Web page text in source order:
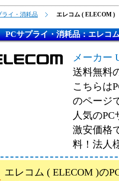
ライ・消耗品 エレコム ( ELECOM )
PCサプライ・消耗品：エレコ
メーカー
送料無料
こちらは
のページ
人気の
激安価格
料！法人
エレコム ( ELECOM )の